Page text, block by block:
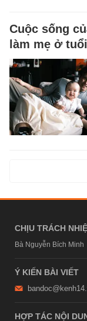
Cuộc sống
làm mẹ ở
CHỊU TRÁCH
Bà Nguyễn Bích Minh
Ý KIẾN BÀI VIẾT
HỢP TÁC NỘI